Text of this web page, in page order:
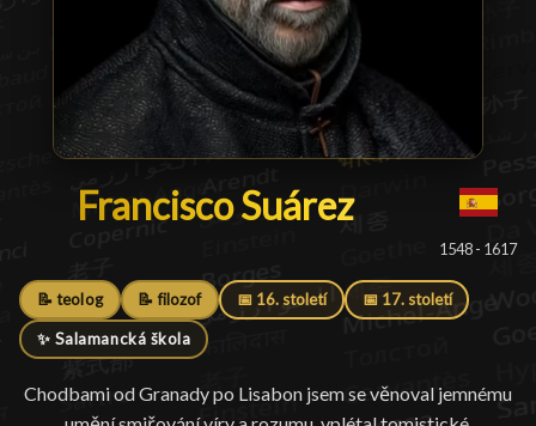
Francisco Suárez
Francisco Suárez█
1548 - 1617
📝 teolog 📝 filozof 📅 16. století 📅 17. století
✨ Salamancká škola
Chodbami od Granady po Lisabon jsem se věnoval jemnému